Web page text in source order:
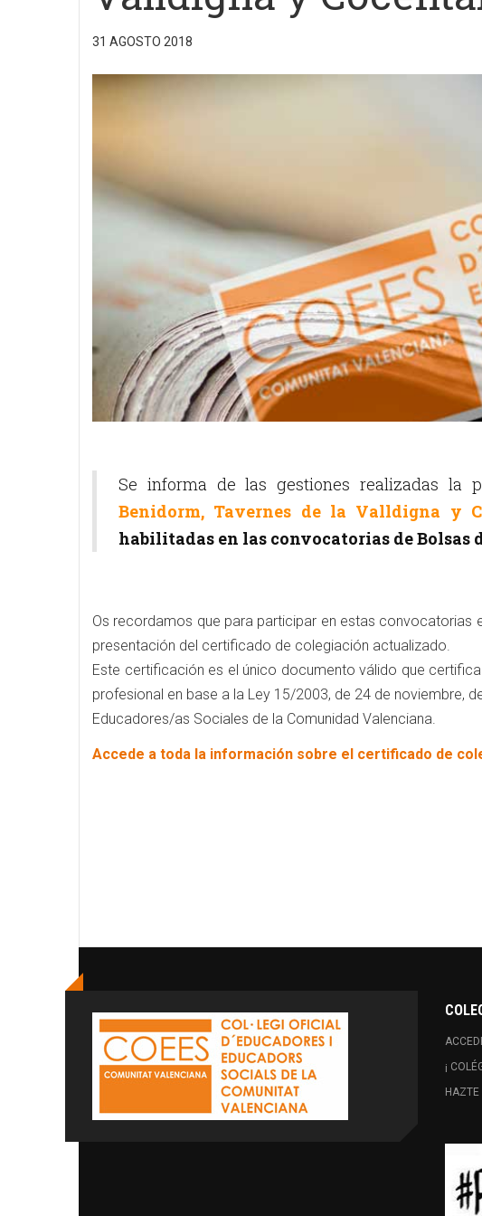
31 AGOSTO 2018
Se informa de las gestiones realizadas la
Benidorm, Tavernes de la Valldigna y
habilitadas en las convocatorias de Bolsas
Os recordamos que para participar en estas
presentación del certificado de colegiación actualizado.
Este certificación es el único documento válido que
profesional en base a la Ley 15/2003, de 24 de noviembre,
Educadores/as Sociales de la Comunidad Valenciana.
Accede a toda la información sobre el certificado de
¡
HAZTE